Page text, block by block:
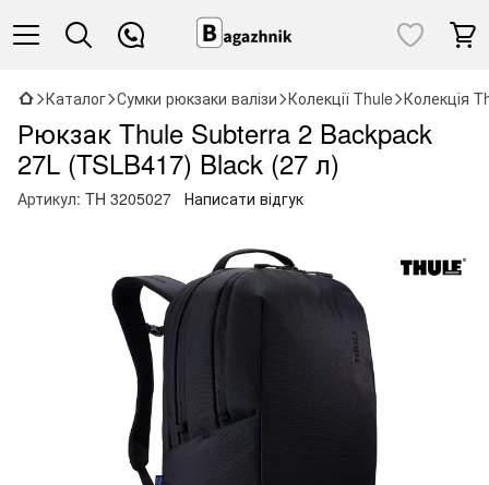
Каталог Сумки рюкзаки валізи Колекції Thule Колекція
Рюкзак Thule Subterra 2 Backpack
27L (TSLB417) Black (27 л)
Артикул: TH 3205027 Написати відгук